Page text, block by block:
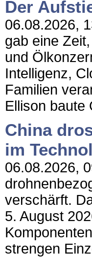
Der
06.08.2026,
gab eine
und
Intelligenz,
Familien
Ellison baute
China
im
06.08.2026,
verschärft.
5. August
strengen